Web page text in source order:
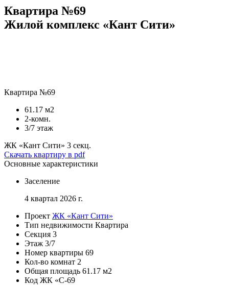
Квартира №69
Жилой комплекс «Кант Сити»
Квартира №69
61.17 м2
2-комн.
3/7 этаж
ЖК «Кант Сити» 3 секц.
Скачать квартиру в pdf
Основные характеристики
Заселение
4 квартал 2026 г.
Проект ЖК «Кант Сити»
Тип недвижимости Квартира
Секция 3
Этаж 3/7
Номер квартиры 69
Кол-во комнат 2
Общая площадь 61.17 м2
Код ЖК «С-69